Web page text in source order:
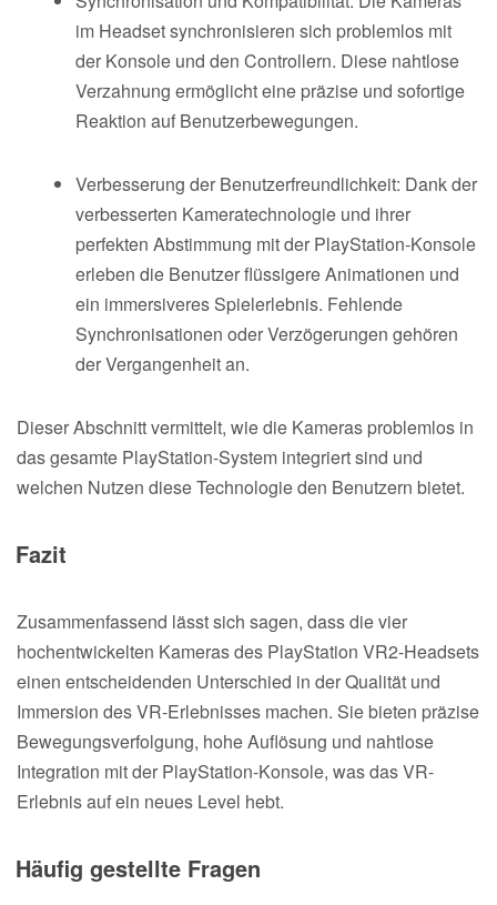
im Headset synchronisieren sich problemlos mit
der Konsole und den Controllern. Diese nahtlose
Verzahnung ermöglicht eine präzise und sofortige
Reaktion auf Benutzerbewegungen.
Verbesserung der Benutzerfreundlichkeit: Dank der
verbesserten Kameratechnologie und ihrer
perfekten Abstimmung mit der PlayStation-Konsole
erleben die Benutzer flüssigere Animationen und
ein immersiveres Spielerlebnis. Fehlende
Synchronisationen oder Verzögerungen gehören
der Vergangenheit an.
Dieser Abschnitt vermittelt, wie die Kameras problemlos in
das gesamte PlayStation-System integriert sind und
welchen Nutzen diese Technologie den Benutzern bietet.
Fazit
Zusammenfassend lässt sich sagen, dass die vier
hochentwickelten Kameras des PlayStation VR2-Headsets
einen entscheidenden Unterschied in der Qualität und
Immersion des VR-Erlebnisses machen. Sie bieten präzise
Bewegungsverfolgung, hohe Auflösung und nahtlose
Integration mit der PlayStation-Konsole, was das VR-
Erlebnis auf ein neues Level hebt.
Häufig gestellte Fragen